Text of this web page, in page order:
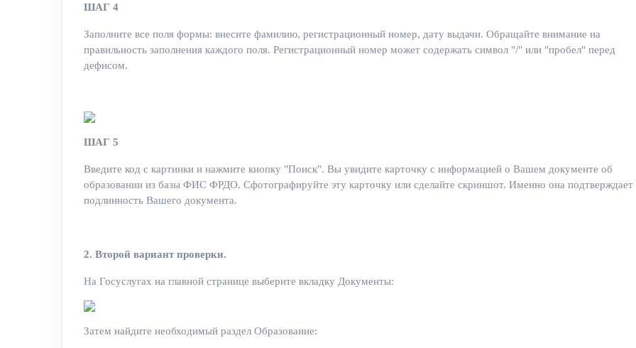
ШАГ 4
Заполните все поля формы: внесите фамилию, регистрационный номер, дату выдачи. Обращайте внимание на
правильность заполнения каждого поля. Регистрационный номер может содержать символ "/" или "пробел" перед
дефисом.
ШАГ 5
Введите код с картинки и нажмите кнопку "Поиск". Вы увидите карточку с информацией о Вашем документе об
образовании из базы ФИС ФРДО. Сфотографируйте эту карточку или сделайте скриншот. Именно она подтверждает
подлинность Вашего документа.
2. Второй вариант проверки.
На Госуслугах на главной странице выберите вкладку Документы:
Затем найдите необходимый раздел Образование: